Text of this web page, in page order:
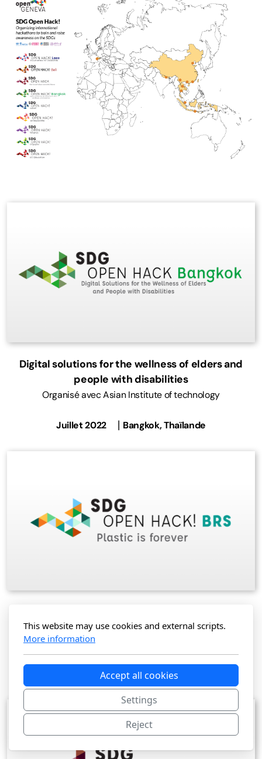
Digital solutions for the wellness of elders and
people with disabilities
Organisé avec Asian Institute of technology
Juillet 2022 ⎹ Bangkok, Thaïlande
Organisé avec la Convention Basel Rotterdam and
En ligne et au sein de la COP
This website may use cookies and external scripts.
More information
Accept all cookies
Settings
Reject